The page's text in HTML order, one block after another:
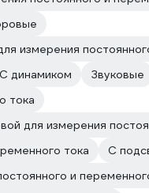
измерения
С динамиком
Звуковые
тока
для измерения
тока
С
и